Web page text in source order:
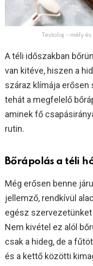
Testolaj – mély
A téli időszakban
van kitéve, hiszen a
száraz klímája
tehát a megfelelő
aminek fő
rutin.
Bőrápolás a téli
Még erősen benne
jellemző, rendkívül
egész
Nem kivétel ez alól
csak a hideg, de a
és a kettő közötti